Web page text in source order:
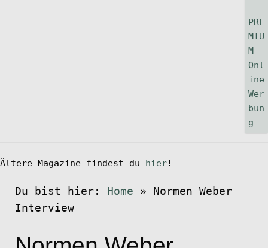
Ältere Magazine findest du hier!
Du bist hier: Home »
Normen Weber
Interview